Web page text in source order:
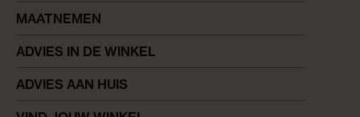
MAATNEMEN
ADVIES IN DE WINKEL
ADVIES AAN HUIS